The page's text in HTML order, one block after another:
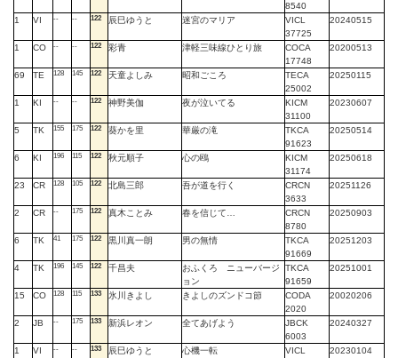
8540
1 VI -- -- 122 辰巳ゆうと 迷宮のマリア
VICL
37725
20240515
1 CO -- -- 122 彩青 津軽三味線ひとり旅
COCA
17748
20200513
69 TE 128 145 122 天童よしみ 昭和ごころ
TECA
25002
20250115
1 KI -- -- 122 神野美伽 夜が泣いてる
KICM
31100
20230607
5 TK 155 175 122 葵かを里 華厳の滝
TKCA
91623
20250514
6 KI 196 115 122 秋元順子 心の鴎
KICM
31174
20250618
23 CR 128 105 122 北島三郎 吾が道を行く
CRCN
3633
20251126
2 CR -- 175 122 真木ことみ 春を信じて…
CRCN
8780
20250903
6 TK 41 175 122 黒川真一朗 男の無情
TKCA
91669
20251203
4 TK 196 145 122 千昌夫
おふくろ ニューバージ
ョン
TKCA
91659
20251001
15 CO 128 115 133 氷川きよし きよしのズンドコ節
CODA
2020
20020206
2 JB -- 175 133 新浜レオン 全てあげよう
JBCK
6003
20240327
1 VI -- -- 133 辰巳ゆうと 心機一転
VICL
20230104